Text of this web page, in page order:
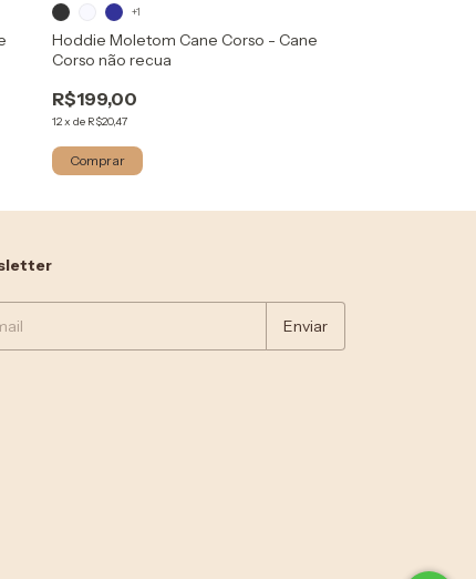
Hoddie Moletom Cane Corso - Cane
Corso não recua
R$199,00
12x de R$20,47
+1
Comprar